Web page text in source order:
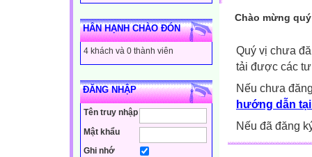
HÂN HẠNH CHÀO ĐÓN
4 khách và 0 thành viên
ĐĂNG NHẬP
Tên truy nhập
Mật khẩu
Ghi nhớ
Chào mừng
Quý vị chưa
tải được các
Nếu chưa
hướng dẫn
Nếu đã đăng